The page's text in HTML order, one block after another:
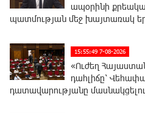
ապօրինի
պատմության մեջ խայտառակ
15:55:49 7-08-2026
«Ուժեղ
դահլիճը՝
դատավարությանը